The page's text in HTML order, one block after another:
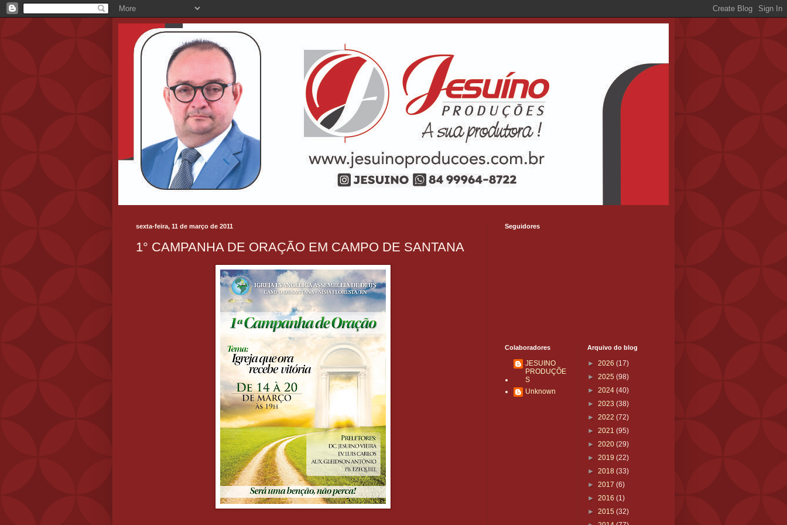
sexta-feira, 11 de março de 2011
1° CAMPANHA DE ORAÇÃO EM CAMPO DE SANTANA
Seguidores
Colaboradores
JESUINO
PRODUÇÕE
S
Unknown
Arquivo do blog
► 2026 (17)
► 2025 (98)
► 2024 (40)
► 2023 (38)
► 2022 (72)
► 2021 (95)
► 2020 (29)
► 2019 (22)
► 2018 (33)
► 2017 (6)
► 2016 (1)
► 2015 (32)